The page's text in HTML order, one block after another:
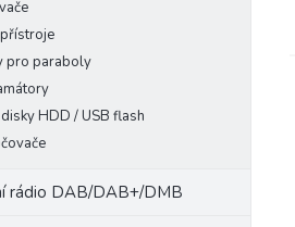
pro paraboly
HDD / USB flash
rádio DAB/DAB+/DMB